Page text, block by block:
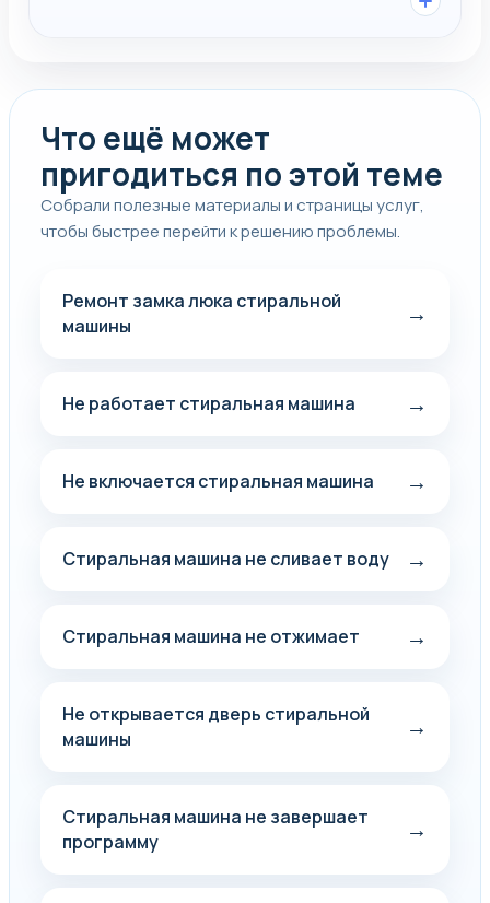
Что ещё может
пригодиться по этой теме
Собрали полезные материалы и страницы услуг,
чтобы быстрее перейти к решению проблемы.
Ремонт замка люка стиральной
машины
→
Не работает стиральная машина →
Не включается стиральная машина →
Стиральная машина не сливает воду →
Стиральная машина не отжимает →
Не открывается дверь стиральной
машины
→
Стиральная машина не завершает
программу
→